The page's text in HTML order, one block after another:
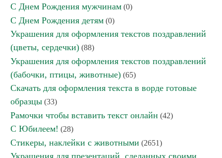
С Днем Рождения мужчинам (0)
С Днем Рождения детям (0)
Украшения для оформления текстов поздравлений
(цветы, сердечки) (88)
Украшения для оформления текстов поздравлений
(бабочки, птицы, животные) (65)
Скачать для оформления текста в ворде готовые
образцы (33)
Рамочки чтобы вставить текст онлайн (42)
С Юбилеем! (28)
Стикеры, наклейки с животными (2651)
Украшения для презентаций, сделанных своими